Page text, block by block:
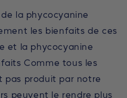
la phycocyanine
les bienfaits de ces
et la phycocyanine
Comme tous les
pas produit par notre
peuvent le rendre plus